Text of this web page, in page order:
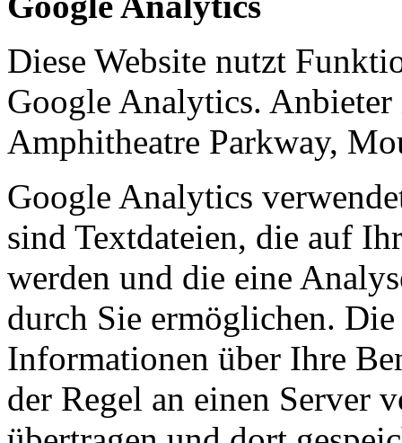
Diese Website nutzt
Google Analytics.
Amphitheatre Parkway,
Google Analytics
sind Textdateien, die auf
werden und die eine
durch Sie ermöglichen.
Informationen über Ihre
der Regel an einen Server